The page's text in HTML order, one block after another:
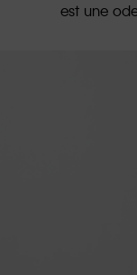
est une